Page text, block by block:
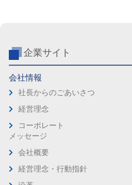
企業サイト
会社情報
社長からのごあいさつ
経営理念
コーポレート
メッセージ
会社概要
経営理念・行動指針